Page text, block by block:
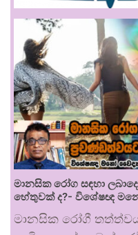
මානසික රෝග සඳහා
හේතුවක් ද?- විශේෂඥ
මානසික රෝගී